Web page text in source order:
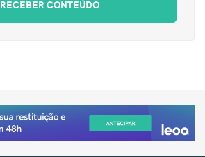
RECEBER CONTEÚDO